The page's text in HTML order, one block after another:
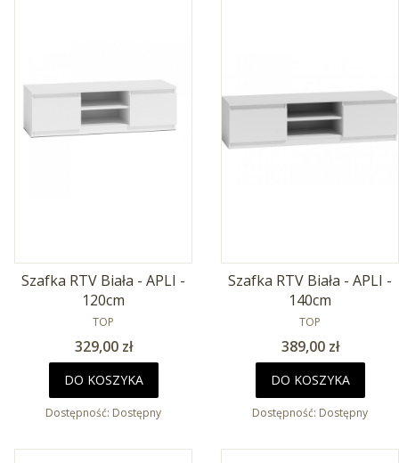
Szafka RTV Biała - APLI -
120cm
PRODUCENT
TOP
Cena
329,00 zł
DO KOSZYKA
Dostępność: Dostępny
Szafka RTV Biała - APLI -
140cm
PRODUCENT
TOP
Cena
389,00 zł
DO KOSZYKA
Dostępność: Dostępny